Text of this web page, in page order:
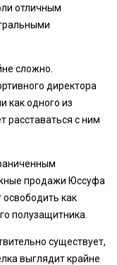
отличным
сложно.
директора
как одного из
расставаться с ним
продажи Юссуфа
как
полузащитника.
существует,
выглядит крайне